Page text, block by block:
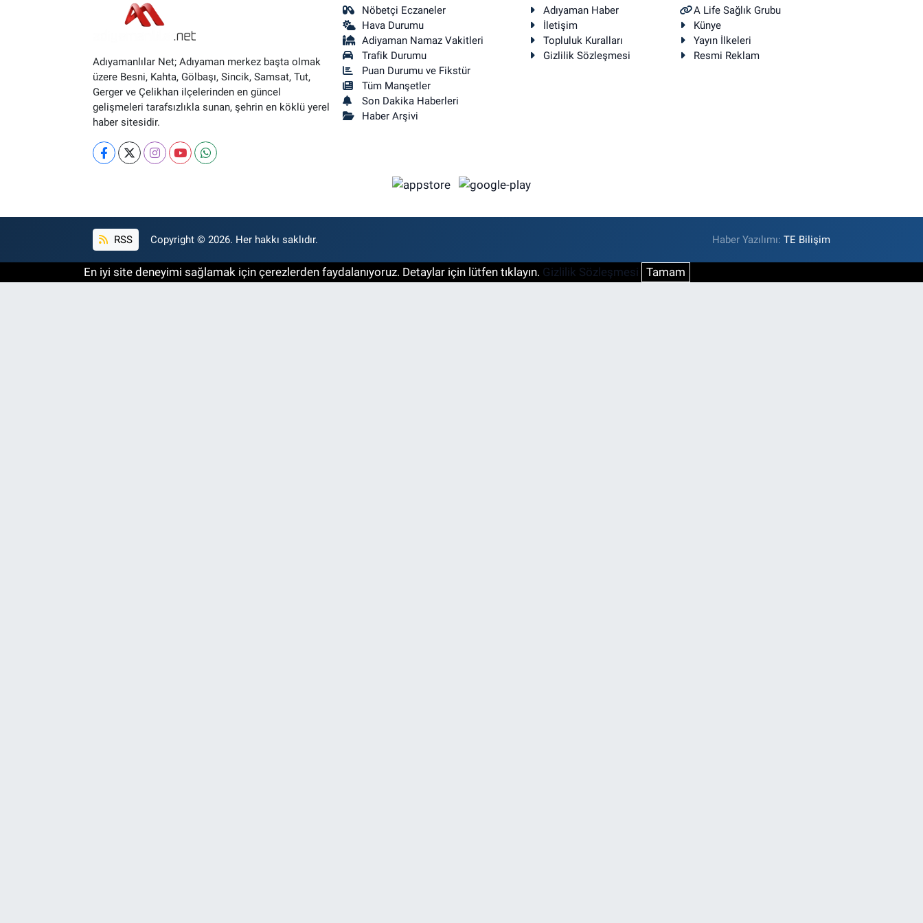
Adıyamanlılar Net; Adıyaman merkez başta olmak
üzere Besni, Kahta, Gölbaşı, Sincik, Samsat, Tut,
Gerger ve Çelikhan ilçelerinden en güncel
gelişmeleri tarafsızlıkla sunan, şehrin en köklü yerel
haber sitesidir.
Nöbetçi Eczaneler
Hava Durumu
Adiyaman Namaz Vakitleri
Trafik Durumu
Puan Durumu ve Fikstür
Tüm Manşetler
Son Dakika Haberleri
Haber Arşivi
Adıyaman Haber
A Life Sağlık Grubu
İletişim
Künye
Topluluk Kuralları
Yayın İlkeleri
Gizlilik Sözleşmesi
Resmi Reklam
RSS Copyright © 2026. Her hakkı saklıdır. Haber Yazılımı:TE Bilişim
En iyi site deneyimi sağlamak için çerezlerden faydalanıyoruz. Detaylar için lütfen tıklayın. Gizlilik Sözleşmesi Tamam